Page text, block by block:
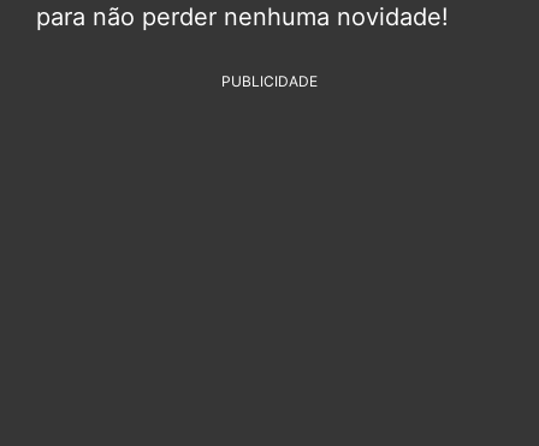
para não perder nenhuma novidade!
PUBLICIDADE